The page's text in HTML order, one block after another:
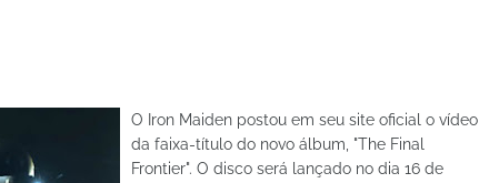
O Iron Maiden postou em seu site oficial o vídeo
da faixa-título do novo álbum, "The Final
Frontier". O disco será lançado no dia 16 de